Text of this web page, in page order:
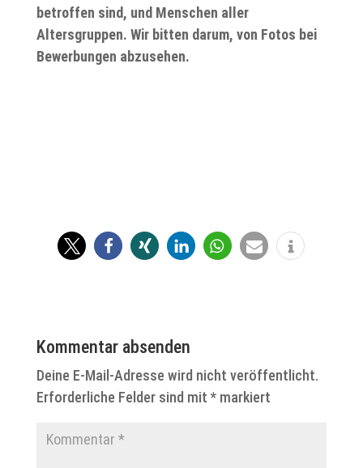
betroffen sind, und Menschen aller
Altersgruppen. Wir bitten darum, von Fotos bei
Bewerbungen abzusehen.
Kommentar absenden
Deine E-Mail-Adresse wird nicht veröffentlicht.
Erforderliche Felder sind mit *markiert